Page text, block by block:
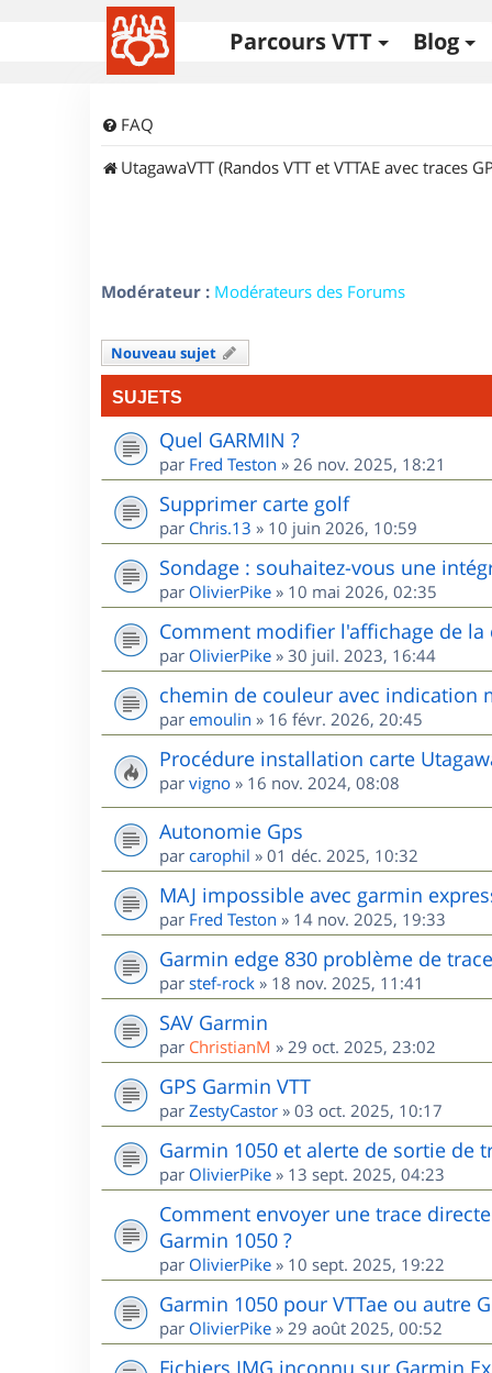
Parcours VTT Blog
FAQ
UtagawaVTT (Randos VTT et VTTAE avec traces
Modérateur : Modérateurs des Forums
Nouveau sujet
SUJETS
Quel GARMIN ?
par Fred Teston » 26 nov. 2025, 18:21
Supprimer carte golf
par Chris.13 » 10 juin 2026, 10:59
Sondage : souhaitez-vous une
par OlivierPike » 10 mai 2026, 02:35
Comment modifier l'affichage de
par OlivierPike » 30 juil. 2023, 16:44
chemin de couleur avec indication
par emoulin » 16 févr. 2026, 20:45
Procédure installation carte
par vigno » 16 nov. 2024, 08:08
Autonomie Gps
par carophil » 01 déc. 2025, 10:32
MAJ impossible avec garmin
par Fred Teston » 14 nov. 2025, 19:33
Garmin edge 830 problème de
par stef-rock » 18 nov. 2025, 11:41
SAV Garmin
par ChristianM » 29 oct. 2025, 23:02
GPS Garmin VTT
par ZestyCastor » 03 oct. 2025, 10:17
Garmin 1050 et alerte de sortie de
par OlivierPike » 13 sept. 2025, 04:23
Comment envoyer une trace
Garmin 1050 ?
par OlivierPike » 10 sept. 2025, 19:22
Garmin 1050 pour VTTae ou autre
par OlivierPike » 29 août 2025, 00:52
Fichiers IMG inconnu sur Garmin